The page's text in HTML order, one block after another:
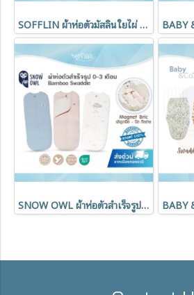
SOFFLIN ผ้าห่อตัวมัสลินใยไผ่ 47 นิ้ว (1pcs.)
SNOW OWL ผ้าห่อตัวสำเร็จรูป Bamboo MagnetBric 0-3 เดือน